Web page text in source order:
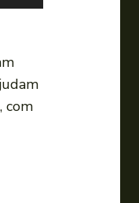
com